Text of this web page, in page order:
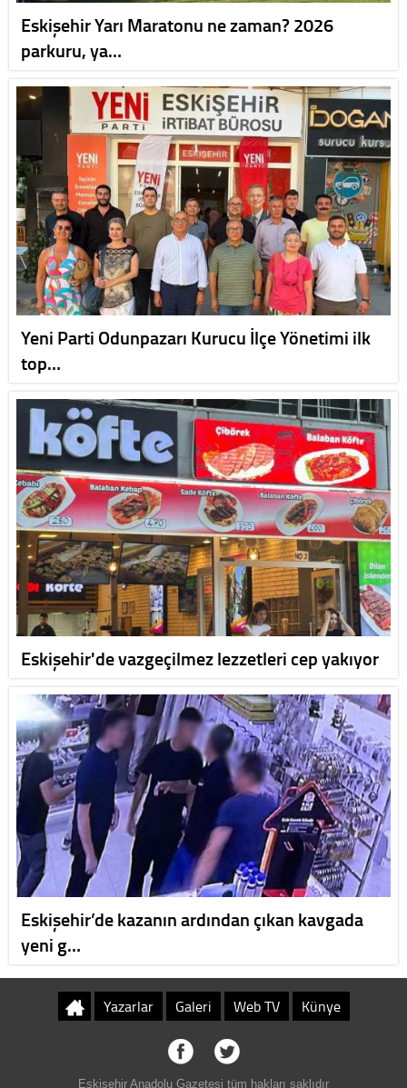
Eskişehir Yarı Maratonu ne zaman? 2026
parkuru, ya…
Yeni Parti Odunpazarı Kurucu İlçe Yönetimi ilk
top…
Eskişehir'de vazgeçilmez lezzetleri cep yakıyor
Eskişehir’de kazanın ardından çıkan kavgada
yeni g…
Yazarlar Galeri Web TV Künye
Eskişehir Anadolu Gazetesi tüm hakları saklıdır